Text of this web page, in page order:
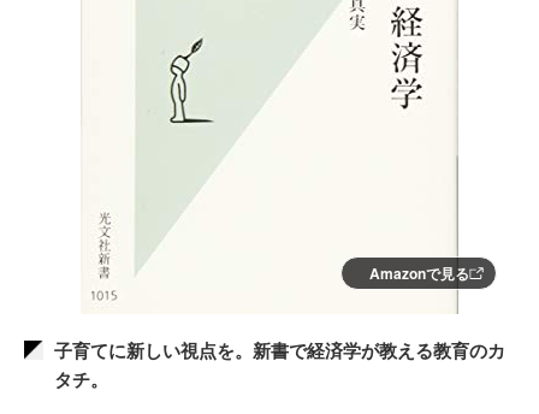
Amazonで見る
子育てに新しい視点を。新書で経済学が教える教育のカ
タチ。